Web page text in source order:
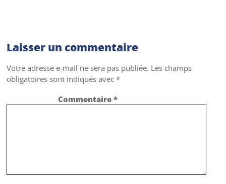
Laisser un commentaire
Votre adresse e-mail ne sera pas publiée. Les champs
obligatoires sont indiqués avec*
Commentaire*